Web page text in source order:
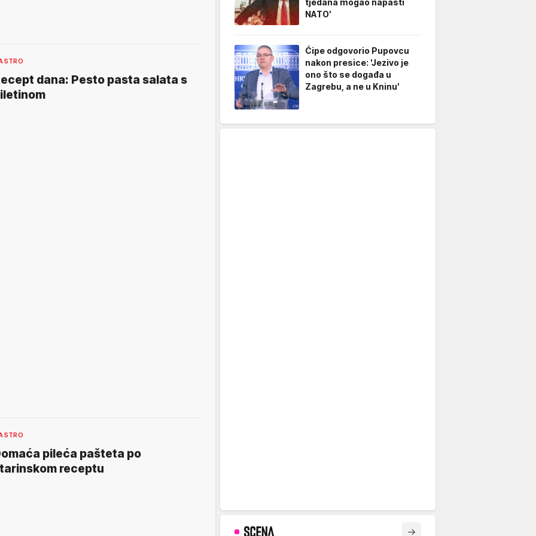
dana: Pesto pasta salata s
pileća pašteta po
receptu
tjedana mogao napasti
NATO'
Ćipe odgovorio Pupovcu
nakon presice: 'Jezivo je
ono što se događa u
Zagrebu, a ne u Kninu'